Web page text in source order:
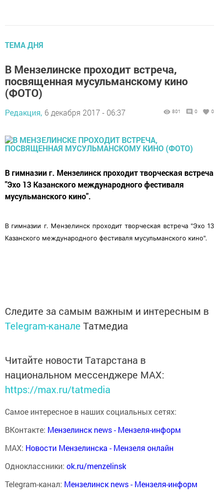
ТЕМА ДНЯ
В Мензелинске проходит встреча,
посвященная мусульманскому кино
(ФОТО)
Редакция, 6 декабря 2017 - 06:37 801 0 0
В гимназии г. Мензелинск проходит творческая встреча
"Эхо 13 Казанского международного фестиваля
мусульманского кино".
В гимназии г. Мензелинск проходит творческая встреча "Эхо 13
Казанского международного фестиваля мусульманского кино".
Следите за самым важным и интересным в
Telegram-канале Татмедиа
Читайте новости Татарстана в
национальном мессенджере MАХ:
https://max.ru/tatmedia
Самое интересное в наших социальных сетях:
ВКонтакте: Мензелинск news - Мензеля-информ
MAX: Новости Мензелинска - Мензеля онлайн
Одноклассники: ok.ru/menzelinsk
Telegram-канал: Мензелинск news - Мензеля-информ